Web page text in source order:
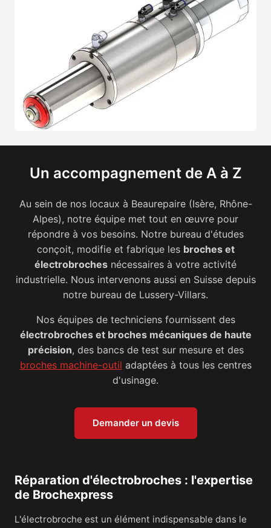
Un accompagnement de A à Z
Au sein de nos locaux à Beaurepaire (Isère, Rhône-
Alpes), notre équipe met tout en œuvre pour
répondre à vos besoins. Notre bureau d'études
conçoit, modifie et fabrique les broches et
électrobroches nécessaires à votre activité
industrielle. Nous intervenons aussi en Suisse depuis
notre bureau de Lussery-Villars.
Nos équipes de techniciens fournissent des
électrobroches et broches mécaniques de haute
précision, des bancs de test sur mesure et des
broches machine-outil adaptées à tous les centres
d'usinage.
Demander un devis
Réparation d'électrobroches : l'expertise
de Brochexpress
L'électrobroche est un élément indispensable dans le